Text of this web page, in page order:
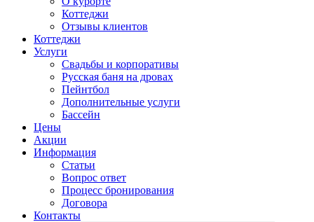
Коттеджи
Отзывы клиентов
Коттеджи
Услуги
Свадьбы и корпоративы
Русская баня на дровах
Пейнтбол
Дополнительные услуги
Бассейн
Цены
Акции
Информация
Статьи
Вопрос ответ
Процесс бронирования
Договора
Контакты